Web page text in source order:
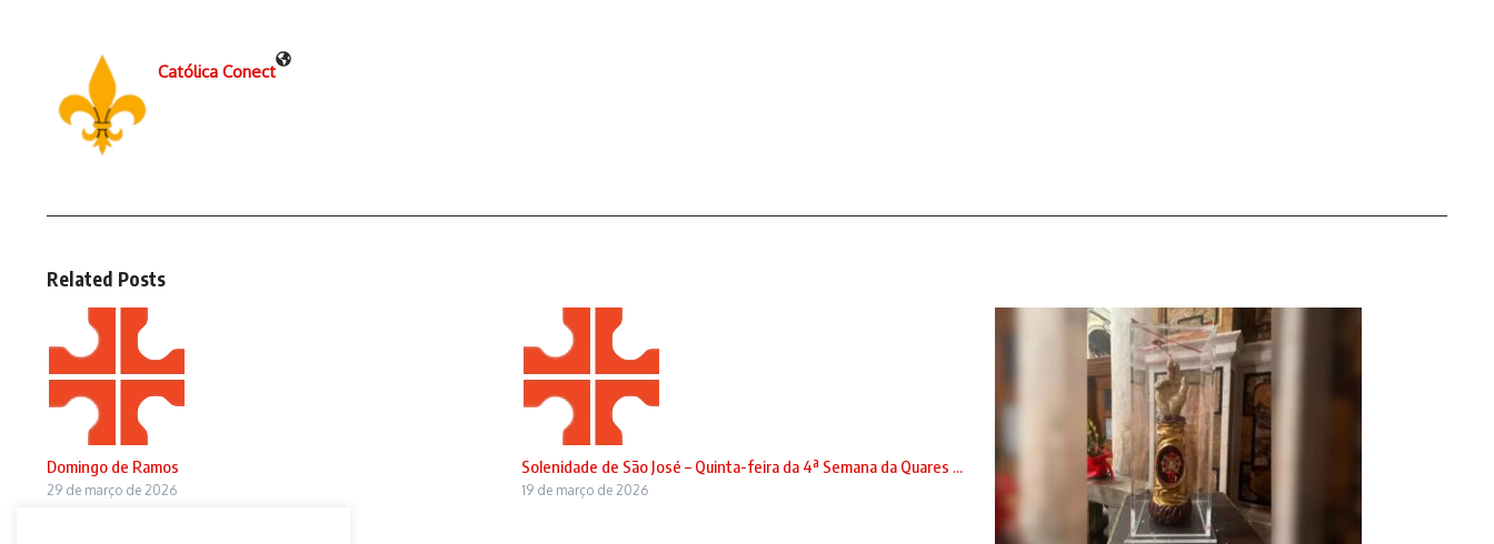
Católica Conect
Related Posts
Domingo de Ramos
29 de março de 2026
Solenidade de São José – Quinta-feira da 4ª Semana da Quares ...
19 de março de 2026